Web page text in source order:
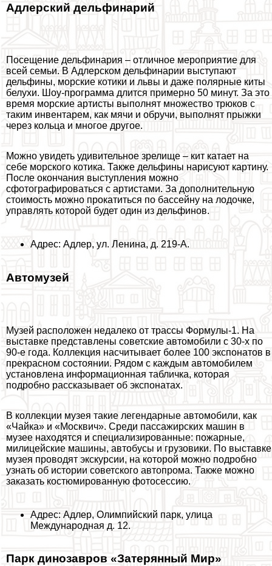
Адлерский дельфинарий
Посещение дельфинария – отличное мероприятие для
всей семьи. В Адлерском дельфинарии выступают
дельфины, морские котики и львы и даже полярные киты
белухи. Шоу-программа длится примерно 50 минут. За это
время морские артисты выполнят множество трюков с
таким инвентарем, как мячи и обручи, выполнят прыжки
через кольца и многое другое.
Можно увидеть удивительное зрелище – кит катает на
себе морского котика. Также дельфины нарисуют картину.
После окончания выступления можно
сфотографироваться с артистами. За дополнительную
стоимость можно прокатиться по бассейну на лодочке,
управлять которой будет один из дельфинов.
Адрес: Адлер, ул. Ленина, д. 219-А.
Автомузей
Музей расположен недалеко от трассы Формулы-1. На
выставке представлены советские автомобили с 30-х по
90-е года. Коллекция насчитывает более 100 экспонатов в
прекрасном состоянии. Рядом с каждым автомобилем
установлена информационная табличка, которая
подробно рассказывает об экспонатах.
В коллекции музея такие легендарные автомобили, как
«Чайка» и «Москвич». Среди пассажирских машин в
музее находятся и специализированные: пожарные,
милицейские машины, автобусы и грузовики. По выставке
музея проводят экскурсии, на которой можно подробно
узнать об истории советского автопрома. Также можно
заказать костюмированную фотосессию.
Адрес: Адлер, Олимпийский парк, улица
Международная д. 12.
Парк динозавров «Затерянный Мир»